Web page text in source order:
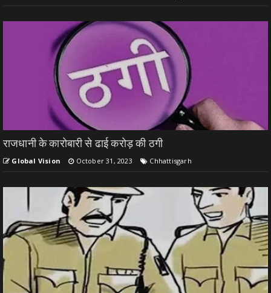
राजधानी के कारोबारी से ढाई करोड़ की ठगी
Global Vision October 31, 2023 Chhattisgarh